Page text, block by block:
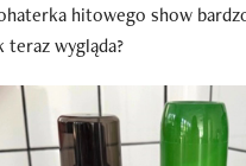
hitowego show
wygląda?